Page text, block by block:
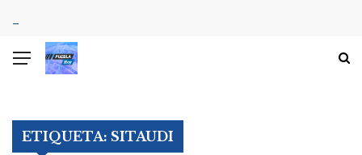
ETIQUETA: SITAUDI